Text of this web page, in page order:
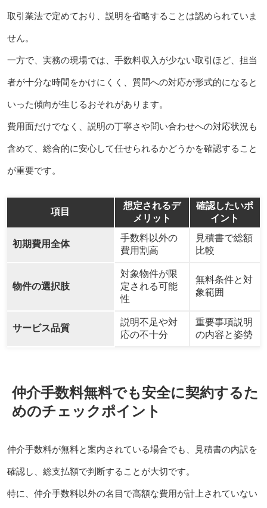
取引業法で定めており、説明を省略することは認められていま
せん。
一方で、実務の現場では、手数料収入が少ない取引ほど、担当
者が十分な時間をかけにくく、質問への対応が形式的になると
いった傾向が生じるおそれがあります。
費用面だけでなく、説明の丁寧さや問い合わせへの対応状況も
含めて、総合的に安心して任せられるかどうかを確認すること
が重要です。
項目
想定されるデ
メリット
確認したいポ
イント
初期費用全体
手数料以外の
費用割高
見積書で総額
比較
物件の選択肢
対象物件が限
定される可能
性
無料条件と対
象範囲
サービス品質
説明不足や対
応の不十分
重要事項説明
の内容と姿勢
仲介手数料無料でも安全に契約するた
めのチェックポイント
仲介手数料が無料と案内されている場合でも、見積書の内訳を
確認し、総支払額で判断することが大切です。
特に、仲介手数料以外の名目で高額な費用が計上されていない